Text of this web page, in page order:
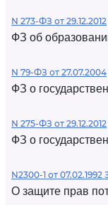
N 273-ФЗ от 29.12.2012
ФЗ об
N 79-ФЗ от 27.07.2004
ФЗ о
N 275-ФЗ от 29.12.2012
ФЗ о
N2300-1 от
О защите прав